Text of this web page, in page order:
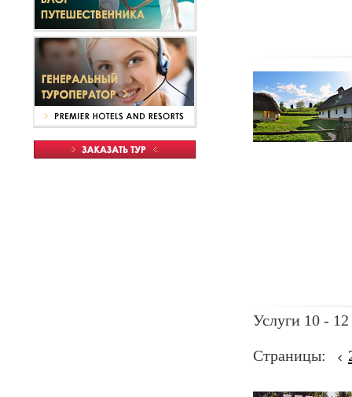
Услуги 10 - 12
Страницы: